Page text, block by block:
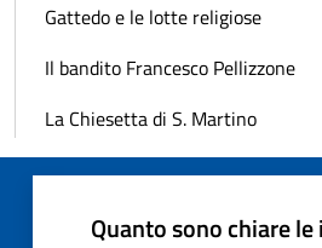
Gattedo e le lotte religiose
Il bandito Francesco Pellizzone
La Chiesetta di S. Martino
Quanto sono chiare